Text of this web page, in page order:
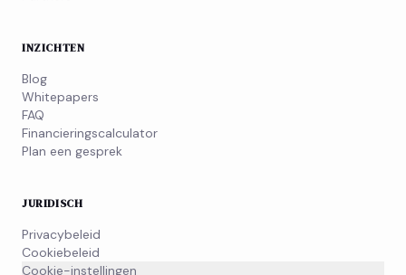
INZICHTEN
Blog
Whitepapers
FAQ
Financieringscalculator
Plan een gesprek
JURIDISCH
Privacybeleid
Cookiebeleid
Cookie-instellingen